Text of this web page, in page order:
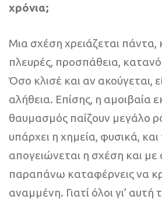
χρόνια;
Μια σχέση χρειάζεται πάντα,
πλευρές, προσπάθεια,
Όσο κλισέ και αν ακούγεται,
αλήθεια. Επίσης, η αμοιβαία
θαυμασμός παίζουν μεγάλο
υπάρχει η χημεία, φυσικά,
απογειώνεται η σχέση και με
παραπάνω καταφέρνεις να
αναμμένη. Γιατί όλοι γι’